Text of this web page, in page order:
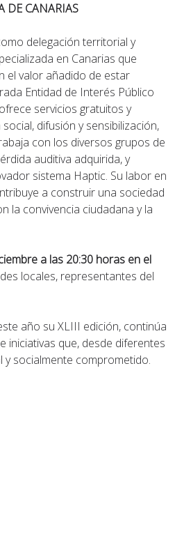
DE CANARIAS
delegación territorial y
en Canarias que
el valor añadido de estar
Entidad de Interés Público
servicios gratuitos y
difusión y sensibilización,
con los diversos grupos de
auditiva adquirida, y
sistema Haptic. Su labor en
a construir una sociedad
la convivencia ciudadana y la
a las 20:30 horas en el
locales, representantes del
año su XLIII edición, continúa
iniciativas que, desde diferentes
y socialmente comprometido.